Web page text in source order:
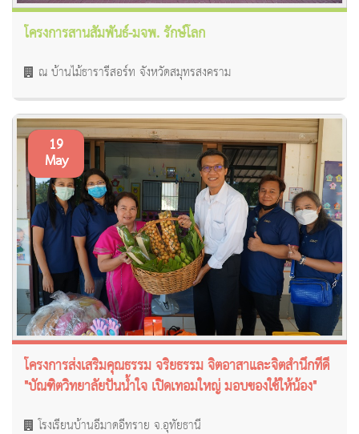
โครงการสานสัมพันธ์-มจพ. รักษ์โลก
ณ บ้านไม้ธารารีสอร์ท จังหวัดสมุทรสงคราม
19
May
โครงการส่งเสริมคุณธรรม จริยธรรม จิตอาสาและจิตสำนึกที่ดี
"บัณฑิตวิทยาลัยปันน้ำใจ เปิดเทอมใหญ่ มอบของใช้ให้น้อง"
โรงเรียนบ้านอีมาดอีทราย จ.อุทัยธานี